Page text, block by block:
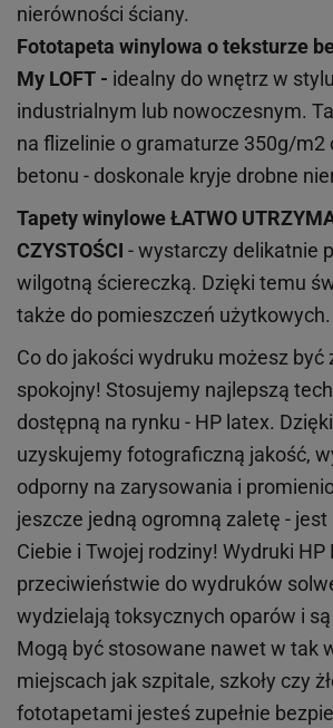
nierówności ściany.
Fototapeta winylowa oteksturze
My LOFT - idealny do wnętrz w
industrialnym lub nowoczesnym.
na flizelinie o gramaturze 350g/m2
betonu - doskonale kryje drobne
Tapety winyloweŁATWO
CZYSTOŚCI - wystarczy delikatnie
wilgotną ściereczką. Dzięki temu
także do pomieszczeń użytkowych.
Co do jakości wydruku możesz być
spokojny! Stosujemy najlepszą
dostępną na rynku - HP latex.
uzyskujemy fotograficzną jakość,
odporny na zarysowania i
jeszcze jedną ogromną zaletę -
Ciebie i Twojej rodziny! Wydruki HP
przeciwieństwie do wydruków
wydzielają toksycznych oparów i
Mogą być stosowane nawet w tak
miejscach jak szpitale, szkoły czy
fototapetami jesteś zupełnie